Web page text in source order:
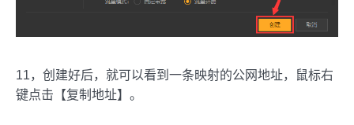
11，创建好后，就可以看到一条映射的公网地址，鼠标右
键点击【复制地址】。